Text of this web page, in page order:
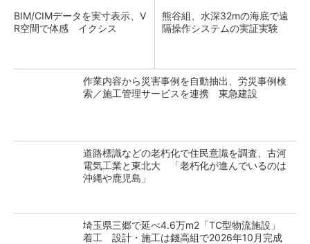
BIM/CIMデータを実寸表示、V
R空間で体感 イクシス
熊谷組、水深32mの海底で遠
隔操作システムの実証実験
作業内容から災害事例を自動抽出、労災事例検
索／施工管理サービスを連携 東急建設
道路標識などの老朽化で住民意識を調査、古河
電気工業と東北大 「老朽化が進んでいるのは
沖縄や鹿児島」
埼玉県三郷で延べ4.6万m2「TC型物流施設」
着工 設計・施工は錢高組で2026年10月完成